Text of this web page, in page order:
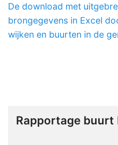
De download met
brongegevens in Excel
wijken en buurten in de
Rapportage buurt